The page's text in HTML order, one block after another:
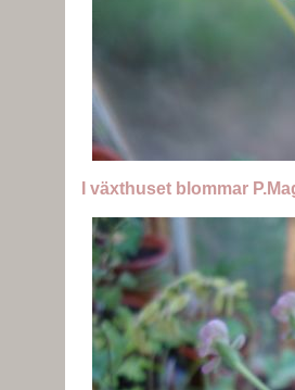
I växthuset blommar